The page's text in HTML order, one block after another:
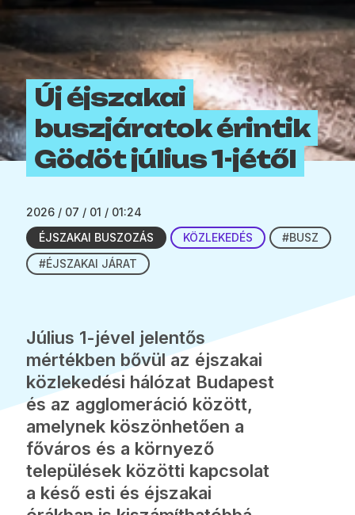
Új éjszakai
buszjáratok érintik
Gödöt július 1-jétől
2026 / 07 / 01 / 01:24
ÉJSZAKAI BUSZOZÁS
KÖZLEKEDÉS
#BUSZ
#ÉJSZAKAI JÁRAT
Július 1-jével jelentős
mértékben bővül az éjszakai
közlekedési hálózat Budapest
és az agglomeráció között,
amelynek köszönhetően a
főváros és a környező
települések közötti kapcsolat
a késő esti és éjszakai